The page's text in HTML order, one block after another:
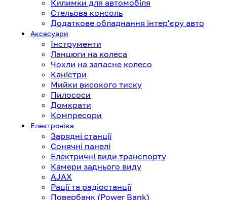
Килимки для автомобіля
Стельова консоль
Додаткове обладнання інтер'єру авто
Аксесуари
Інструменти
Ланцюги на колеса
Чохли на запасне колесо
Каністри
Мийки високого тиску
Пилососи
Домкрати
Компресори
Електроніка
Зарядні станції
Сонячні панелі
Електричні види транспорту
Камери заднього виду
AJAX
Рації та радіостанції
Повербанк (Power Bank)